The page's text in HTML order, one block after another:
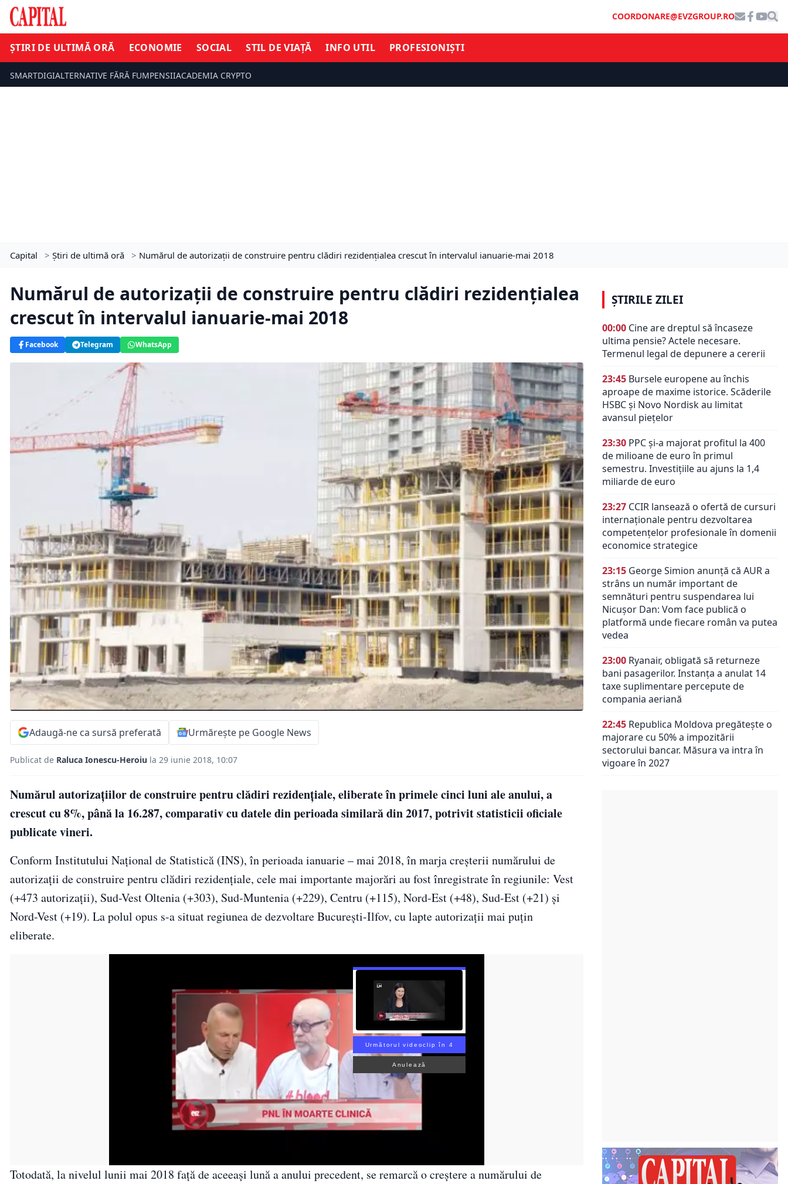
COORDONARE@EVZGROUP.RO
ȘTIRI DE ULTIMĂ ORĂ ECONOMIE SOCIAL STIL DE VIAȚĂ INFO UTIL PROFESIONIȘTI
SMARTDIGIALTERNATIVE FĂRĂ FUMPENSIIACADEMIA CRYPTO
Capital > Știri de ultimă oră > Numărul de autorizaţii de construire pentru clădiri rezidenţialea crescut în intervalul ianuarie-mai 2018
Numărul de autorizaţii de construire pentru clădiri rezidenţialea
crescut în intervalul ianuarie-mai 2018
Facebook Telegram WhatsApp
Adaugă-ne ca sursă preferată Urmărește pe Google News
Publicat de Raluca Ionescu-Heroiu la 29 iunie 2018, 10:07
Numărul autorizaţiilor de construire pentru clădiri rezidenţiale, eliberate în primele cinci luni ale anului, a
crescut cu 8%, până la 16.287, comparativ cu datele din perioada similară din 2017, potrivit statisticii oficiale
publicate vineri.
Conform Institutului Naţional de Statistică (INS), în perioada ianuarie – mai 2018, în marja creşterii numărului de
autorizaţii de construire pentru clădiri rezidenţiale, cele mai importante majorări au fost înregistrate în regiunile: Vest
(+473 autorizaţii), Sud-Vest Oltenia (+303), Sud-Muntenia (+229), Centru (+115), Nord-Est (+48), Sud-Est (+21) şi
Nord-Vest (+19). La polul opus s-a situat regiunea de dezvoltare Bucureşti-Ilfov, cu lapte autorizaţii mai puţin
eliberate.
Următorul videoclip în 3
Anulează
Totodată, la nivelul lunii mai 2018 faţă de aceeaşi lună a anului precedent, se remarcă o creştere a numărului de
ȘTIRILE ZILEI
00:00 Cine are dreptul să încaseze
ultima pensie? Actele necesare.
Termenul legal de depunere a cererii
23:45 Bursele europene au închis
aproape de maxime istorice. Scăderile
HSBC și Novo Nordisk au limitat
avansul piețelor
23:30 PPC și-a majorat profitul la 400
de milioane de euro în primul
semestru. Investițiile au ajuns la 1,4
miliarde de euro
23:27 CCIR lansează o ofertă de cursuri
internaționale pentru dezvoltarea
competențelor profesionale în domenii
economice strategice
23:15 George Simion anunță că AUR a
strâns un număr important de
semnături pentru suspendarea lui
Nicușor Dan: Vom face publică o
platformă unde fiecare român va putea
vedea
23:00 Ryanair, obligată să returneze
bani pasagerilor. Instanța a anulat 14
taxe suplimentare percepute de
compania aeriană
22:45 Republica Moldova pregătește o
majorare cu 50% a impozitării
sectorului bancar. Măsura va intra în
vigoare în 2027